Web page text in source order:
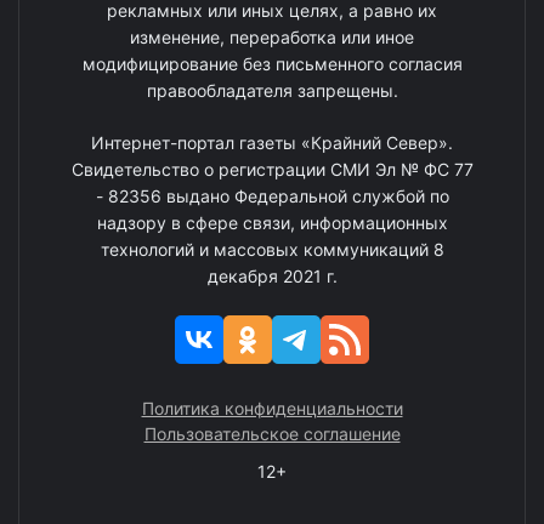
рекламных или иных целях, а равно их
изменение, переработка или иное
модифицирование без письменного согласия
правообладателя запрещены.
Интернет-портал газеты «Крайний Север».
Свидетельство о регистрации СМИ Эл № ФС 77
- 82356 выдано Федеральной службой по
надзору в сфере связи, информационных
технологий и массовых коммуникаций 8
декабря 2021 г.
Политика конфиденциальности
Пользовательское соглашение
12+